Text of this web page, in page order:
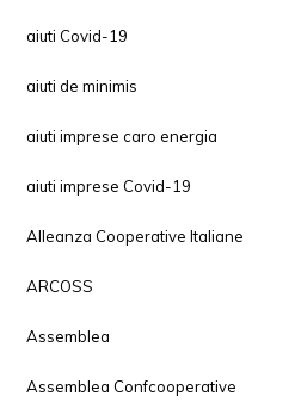
aiuti Covid-19
aiuti de minimis
aiuti imprese caro energia
aiuti imprese Covid-19
Alleanza Cooperative Italiane
ARCOSS
Assemblea
Assemblea Confcooperative